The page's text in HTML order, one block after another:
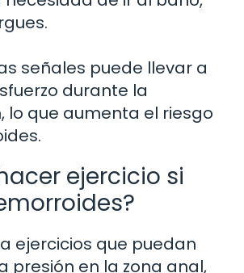
señales puede llevar a
durante la
lo que aumenta el riesgo
ejercicio si
ejercicios que puedan
presión en la zona anal,